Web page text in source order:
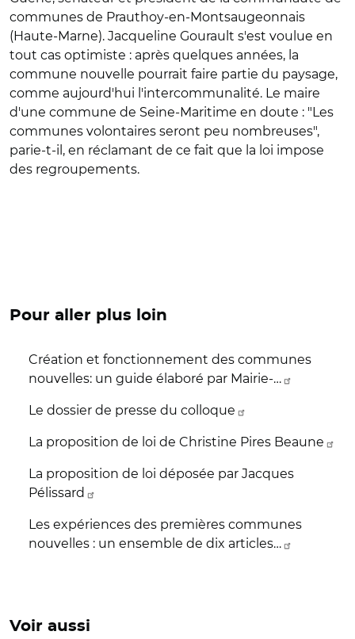
communes de Prauthoy-en-Montsaugeonnais
(Haute-Marne). Jacqueline Gourault s'est voulue en
tout cas optimiste : après quelques années, la
commune nouvelle pourrait faire partie du paysage,
comme aujourd'hui l'intercommunalité. Le maire
d'une commune de Seine-Maritime en doute : "Les
communes volontaires seront peu nombreuses",
parie-t-il, en réclamant de ce fait que la loi impose
des regroupements.
Pour aller plus loin
Création et fonctionnement des communes
nouvelles: un guide élaboré par Mairie-…
Le dossier de presse du colloque
La proposition de loi de Christine Pires Beaune
La proposition de loi déposée par Jacques
Pélissard
Les expériences des premières communes
nouvelles : un ensemble de dix articles…
Voir aussi